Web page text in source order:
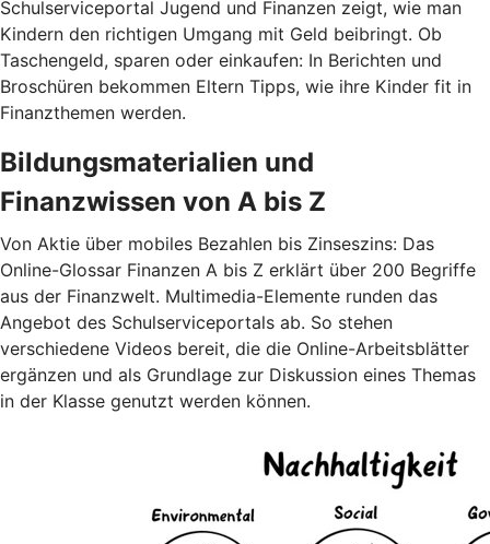
Schulserviceportal Jugend und Finanzen zeigt, wie man
Kindern den richtigen Umgang mit Geld beibringt. Ob
Taschengeld, sparen oder einkaufen: In Berichten und
Broschüren bekommen Eltern Tipps, wie ihre Kinder fit in
Finanzthemen werden.
Bildungsmaterialien und
Finanzwissen von A bis Z
Von Aktie über mobiles Bezahlen bis Zinseszins: Das
Online-Glossar Finanzen A bis Z erklärt über 200 Begriffe
aus der Finanzwelt. Multimedia-Elemente runden das
Angebot des Schulserviceportals ab. So stehen
verschiedene Videos bereit, die die Online-Arbeitsblätter
ergänzen und als Grundlage zur Diskussion eines Themas
in der Klasse genutzt werden können.